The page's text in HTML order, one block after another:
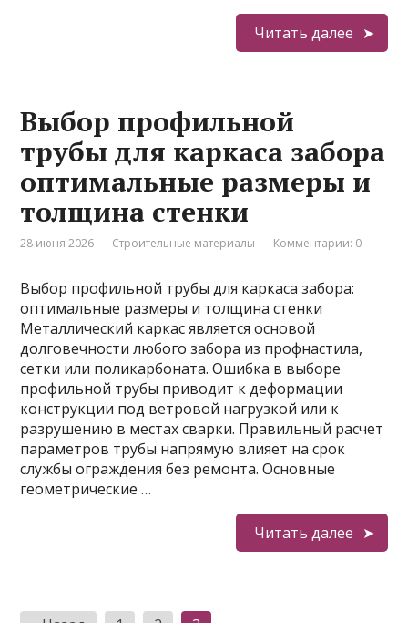
Читать далее
Выбор профильной
трубы для каркаса забора
оптимальные размеры и
толщина стенки
28 июня 2026 Строительные материалы Комментарии: 0
Выбор профильной трубы для каркаса забора:
оптимальные размеры и толщина стенки
Металлический каркас является основой
долговечности любого забора из профнастила,
сетки или поликарбоната. Ошибка в выборе
профильной трубы приводит к деформации
конструкции под ветровой нагрузкой или к
разрушению в местах сварки. Правильный расчет
параметров трубы напрямую влияет на срок
службы ограждения без ремонта. Основные
геометрические …
Читать далее